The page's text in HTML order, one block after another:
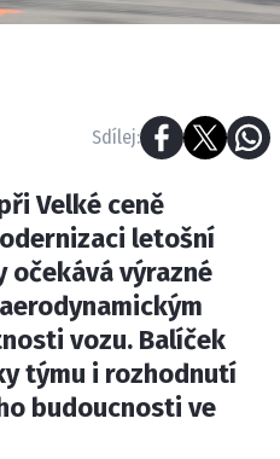
KODEX
/ COOKIES
F1NEWS.cz je
s.r.o., IČ: 118 23 054
Sdílej:
Velké ceně
letošní
očekává výrazné
vozu. Balíček
týmu i rozhodnutí
budoucnosti ve